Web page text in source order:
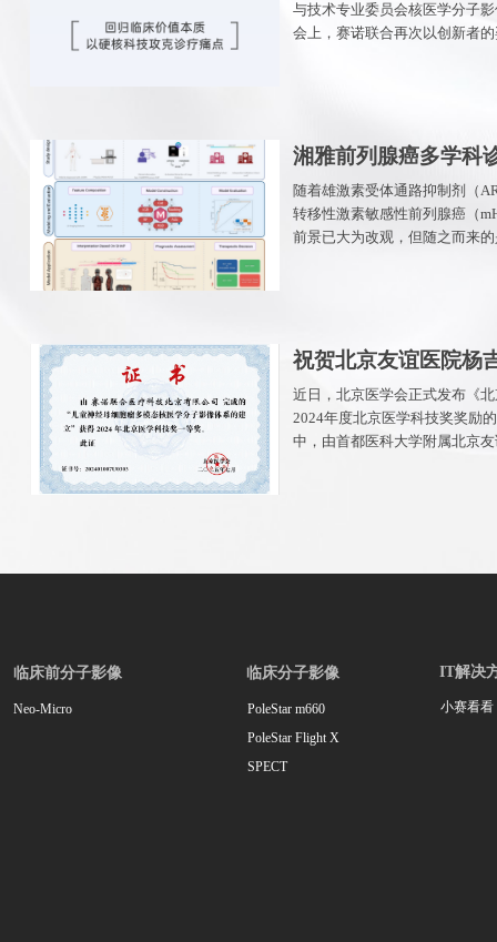
痛点
与技术专业委员会核医学分子
会上，赛诺联合再次以创新者
湘雅前列腺癌多学科
mHSPC疗效预测模
小赛云平台助力前列
随着雄激素受体通路抑制剂（
转移性激素敏感性前列腺癌（
前景已大为改观，但随之而来
祝贺北京友谊医院杨
队，以创新医学科技
士”的生命之光
近日，北京医学会正式发布《
2024年度北京医学科技奖奖励
中，由首都医科大学附属北京
Neo-Micro
临床前分子影像 临床分子影像
PoleStar m660
PoleStar Flight X
SPECT
IT解决
小赛看看